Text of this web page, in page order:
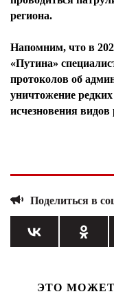
региона.
Напомним, что в
«Путина»
протоколов об
уничтожение
исчезновения
Поделиться в
ЭТО